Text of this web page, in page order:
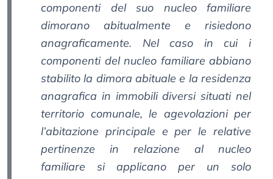
componenti del suo nucleo familiare
dimorano abitualmente e risiedono
anagraficamente. Nel caso in cui i
componenti del nucleo familiare abbiano
stabilito la dimora abituale e la residenza
anagrafica in immobili diversi situati nel
territorio comunale, le agevolazioni per
l’abitazione principale e per le relative
pertinenze in relazione al nucleo
familiare si applicano per un solo